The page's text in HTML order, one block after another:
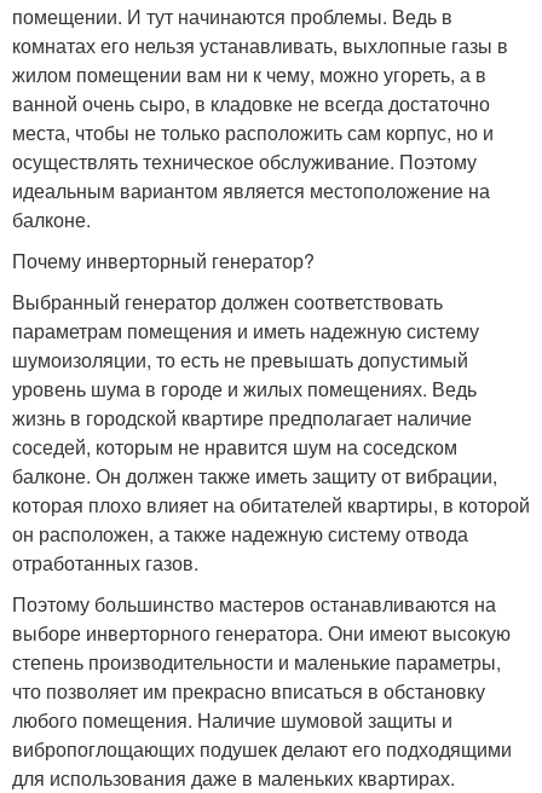
помещении. И тут начинаются проблемы. Ведь в
комнатах его нельзя устанавливать, выхлопные газы в
жилом помещении вам ни к чему, можно угореть, а в
ванной очень сыро, в кладовке не всегда достаточно
места, чтобы не только расположить сам корпус, но и
осуществлять техническое обслуживание. Поэтому
идеальным вариантом является местоположение на
балконе.
Почему инверторный генератор?
Выбранный генератор должен соответствовать
параметрам помещения и иметь надежную систему
шумоизоляции, то есть не превышать допустимый
уровень шума в городе и жилых помещениях. Ведь
жизнь в городской квартире предполагает наличие
соседей, которым не нравится шум на соседском
балконе. Он должен также иметь защиту от вибрации,
которая плохо влияет на обитателей квартиры, в которой
он расположен, а также надежную систему отвода
отработанных газов.
Поэтому большинство мастеров останавливаются на
выборе инверторного генератора. Они имеют высокую
степень производительности и маленькие параметры,
что позволяет им прекрасно вписаться в обстановку
любого помещения. Наличие шумовой защиты и
вибропоглощающих подушек делают его подходящими
для использования даже в маленьких квартирах.